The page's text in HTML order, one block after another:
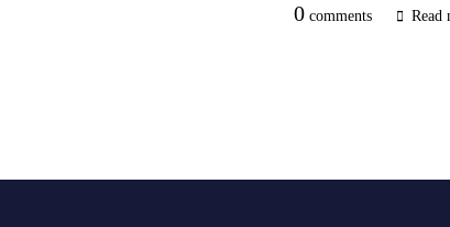
0 comments Read